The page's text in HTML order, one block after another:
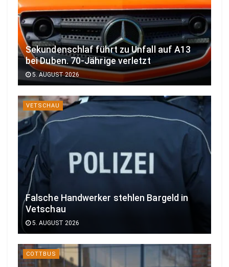
Sekundenschlaf führt zu Unfall auf A13
bei Duben. 70-Jährige verletzt
5. AUGUST 2026
VETSCHAU
Falsche Handwerker stehlen Bargeld in
Vetschau
5. AUGUST 2026
COTTBUS